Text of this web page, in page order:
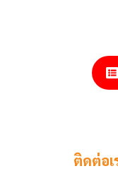
ติดต่อ